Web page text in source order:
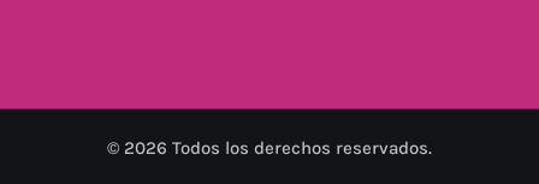
© 2026 Todos los derechos reservados.